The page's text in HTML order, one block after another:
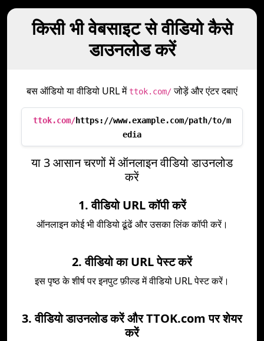
किसी भी वेबसाइट से वीडियो कैसे
डाउनलोड करें
बस ऑडियो या वीडियो URL में ttok.com/जोड़ें और एंटर दबाएं
ttok.com/https://www.example.com/path/to/m
edia
या 3 आसान चरणों में ऑनलाइन वीडियो डाउनलोड
करें
1. वीडियो URL कॉपी करें
ऑनलाइन कोई भी वीडियो ढूंढें और उसका लिंक कॉपी करें।
2. वीडियो का URL पेस्ट करें
इस पृष्ठ के शीर्ष पर इनपुट फ़ील्ड में वीडियो URL पेस्ट करें।
3. वीडियो डाउनलोड करें और TTOK.com पर शेयर
करें